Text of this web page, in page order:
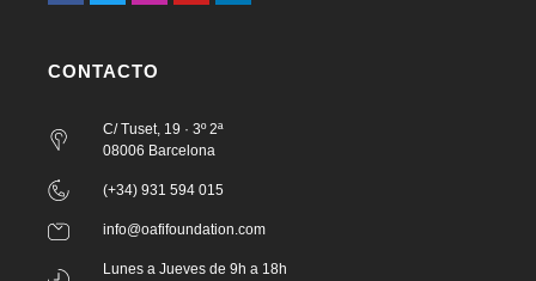
CONTACTO
C/ Tuset, 19 · 3º 2ª
08006 Barcelona
(+34) 931 594 015
info@oafifoundation.com
Lunes a Jueves de 9h a 18h